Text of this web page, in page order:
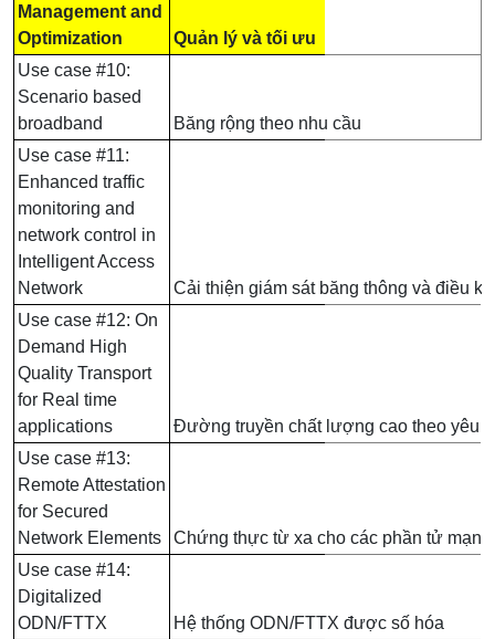
Management and
Optimization
Quản lý và tối ưu
Use case #10:
Scenario based
broadband
Băng rộng theo nhu cầu
Use case #11:
Enhanced traffic
monitoring and
network control in
Intelligent Access
Network
Cải thiện giám sát băng thông và điều
Use case #12: On
Demand High
Quality Transport
for Real time
applications
Đường truyền chất lượng cao theo yêu
Use case #13:
Remote Attestation
for Secured
Network Elements
Chứng thực từ xa cho các phần tử
Use case #14:
Digitalized
ODN/FTTX
Hệ thống ODN/FTTX được số hóa